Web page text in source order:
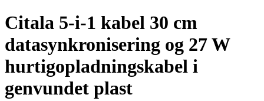
Citala 5-i-1 kabel 30 cm
datasynkronisering og 27 W
hurtigopladningskabel i
genvundet plast